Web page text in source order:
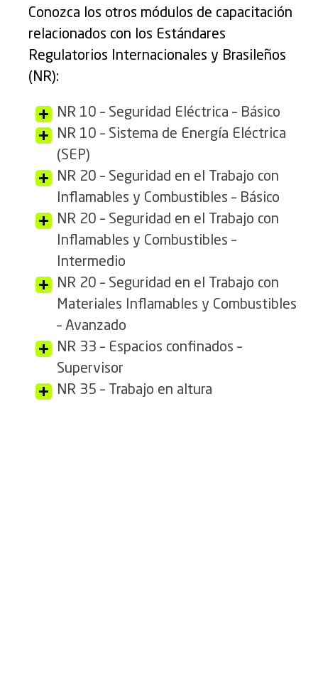
Conozca los otros módulos de capacitación
relacionados con los Estándares
Regulatorios Internacionales y Brasileños
(NR):
NR 10 – Seguridad Eléctrica – Básico
NR 10 – Sistema de Energía Eléctrica
(SEP)
NR 20 – Seguridad en el Trabajo con
Inflamables y Combustibles – Básico
NR 20 – Seguridad en el Trabajo con
Inflamables y Combustibles –
Intermedio
NR 20 – Seguridad en el Trabajo con
Materiales Inflamables y Combustibles
– Avanzado
NR 33 – Espacios confinados –
Supervisor
NR 35 – Trabajo en altura